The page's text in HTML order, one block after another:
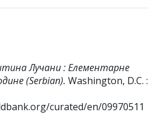
Лучани : Елементарне
(Serbian). Washington, D.C. :
curated/en/09970511